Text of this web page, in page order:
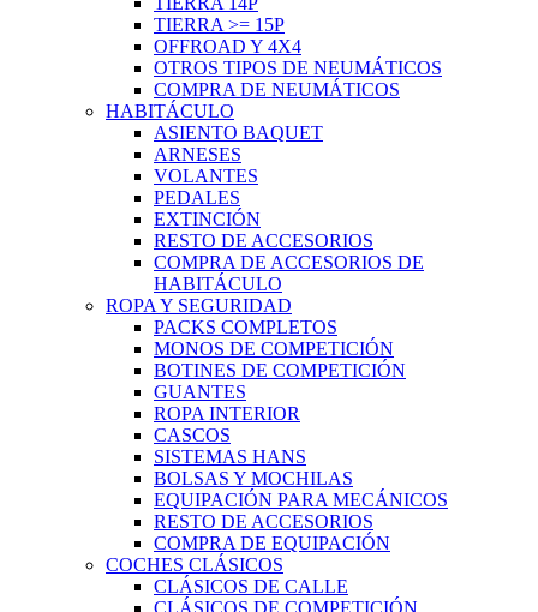
TIERRA >= 15P
OFFROAD Y 4X4
OTROS TIPOS DE NEUMÁTICOS
COMPRA DE NEUMÁTICOS
HABITÁCULO
ASIENTO BAQUET
ARNESES
VOLANTES
PEDALES
EXTINCIÓN
RESTO DE ACCESORIOS
COMPRA DE ACCESORIOS DE
HABITÁCULO
ROPA Y SEGURIDAD
PACKS COMPLETOS
MONOS DE COMPETICIÓN
BOTINES DE COMPETICIÓN
GUANTES
ROPA INTERIOR
CASCOS
SISTEMAS HANS
BOLSAS Y MOCHILAS
EQUIPACIÓN PARA MECÁNICOS
RESTO DE ACCESORIOS
COMPRA DE EQUIPACIÓN
COCHES CLÁSICOS
CLÁSICOS DE CALLE
CLÁSICOS DE COMPETICIÓN